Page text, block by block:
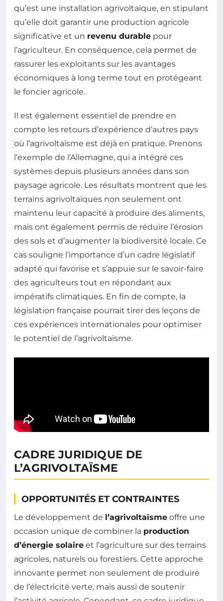
qu’est une installation agrivoltaïque, en stipulant
qu’elle doit garantir une production agricole
significative et un revenu durable pour
l’agriculteur. En conséquence, cela permet de
rassurer les exploitants sur les avantages
économiques à long terme tout en protégeant
le foncier agricole.
Il est également essentiel de prendre en
compte les retours d’expérience d’autres pays
où l’agrivoltaïsme est déjà en pratique. Prenons
l’exemple de l’Allemagne, qui a intégré ces
systèmes depuis plusieurs années dans son
paysage agricole. Les résultats montrent que les
terrains agrivoltaïques non seulement ont
maintenu leur capacité à produire des aliments,
mais ont également permis de réduire l’érosion
des sols et d’augmenter la biodiversité locale. Ce
cas souligne l’importance d’un cadre législatif
adapté qui favorise et s’appuie sur le savoir-faire
des agriculteurs tout en répondant aux
impératifs climatiques. En fin de compte, la
législation française pourrait tirer des leçons de
ces expériences internationales pour optimiser
le potentiel de l’agrivoltaïsme.
CADRE JURIDIQUE DE
L’AGRIVOLTAÏSME
OPPORTUNITÉS ET CONTRAINTES
Le développement de l’agrivoltaïsme offre une
occasion unique de combiner la production
d’énergie solaire et l’agriculture sur des terrains
agricoles, naturels ou forestiers. Cette approche
innovante permet non seulement de produire
de l’électricité verte, mais aussi de soutenir